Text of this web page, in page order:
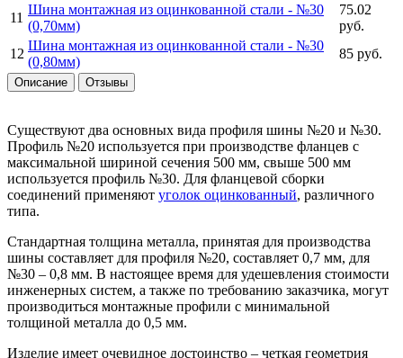
11
Шина монтажная из оцинкованной стали - №30
(0,70мм)
75.02
руб.
12
Шина монтажная из оцинкованной стали - №30
(0,80мм)
85 руб.
Описание Отзывы
Существуют два основных вида профиля шины №20 и №30.
Профиль №20 используется при производстве фланцев с
максимальной шириной сечения 500 мм, свыше 500 мм
используется профиль №30. Для фланцевой сборки
соединений применяют уголок оцинкованный, различного
типа.
Стандартная толщина металла, принятая для производства
шины составляет для профиля №20, составляет 0,7 мм, для
№30 – 0,8 мм. В настоящее время для удешевления стоимости
инженерных систем, а также по требованию заказчика, могут
производиться монтажные профили с минимальной
толщиной металла до 0,5 мм.
Изделие имеет очевидное достоинство – четкая геометрия